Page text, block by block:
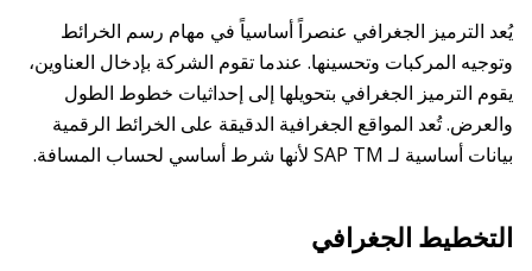
يُعد الترميز الجغرافي عنصراً أساسياً في مهام رسم الخرائط
وتوجيه المركبات وتحسينها. عندما تقوم الشركة بإدخال العناوين،
يقوم الترميز الجغرافي بتحويلها إلى إحداثيات خطوط الطول
والعرض. تُعد المواقع الجغرافية الدقيقة على الخرائط الرقمية
بيانات أساسية لـ SAP TM لأنها شرط أساسي لحساب المسافة.
التخطيط الجغرافي